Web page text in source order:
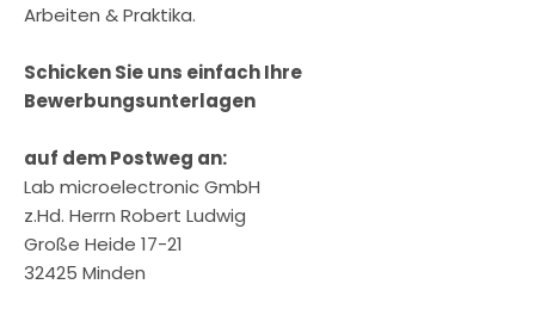
Arbeiten & Praktika.
Schicken Sie uns einfach Ihre
Bewerbungsunterlagen
auf dem Postweg an:
Lab microelectronic GmbH
z.Hd. Herrn Robert Ludwig
Große Heide 17-21
32425 Minden